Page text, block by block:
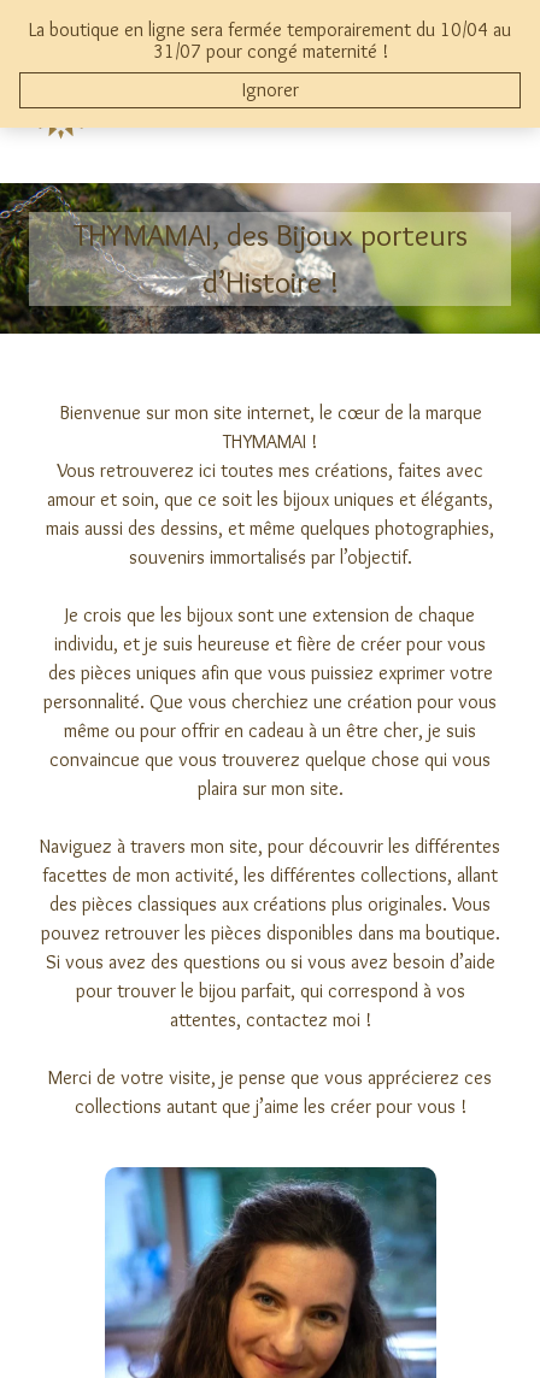
La boutique en ligne sera fermée temporairement du 10/04 au
31/07 pour congé maternité !
Ignorer
0 mon compte
THYMAMAI
THYMAMAI, des Bijoux porteurs
d’Histoire !
Bienvenue sur mon site internet, le cœur de la marque
THYMAMAI !
Vous retrouverez ici toutes mes créations, faites avec
amour et soin, que ce soit les bijoux uniques et élégants,
mais aussi des dessins, et même quelques photographies,
souvenirs immortalisés par l’objectif.
Je crois que les bijoux sont une extension de chaque
individu, et je suis heureuse et fière de créer pour vous
des pièces uniques afin que vous puissiez exprimer votre
personnalité. Que vous cherchiez une création pour vous
même ou pour offrir en cadeau à un être cher, je suis
convaincue que vous trouverez quelque chose qui vous
plaira sur mon site.
Naviguez à travers mon site, pour découvrir les différentes
facettes de mon activité, les différentes collections, allant
des pièces classiques aux créations plus originales. Vous
pouvez retrouver les pièces disponibles dans ma boutique.
Si vous avez des questions ou si vous avez besoin d’aide
pour trouver le bijou parfait, qui correspond à vos
attentes, contactez moi!
Merci de votre visite, je pense que vous apprécierez ces
collections autant que j’aime les créer pour vous !